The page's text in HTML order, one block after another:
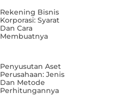
Rekening Bisnis
Korporasi: Syarat
Dan Cara
Membuatnya
Penyusutan Aset
Perusahaan: Jenis
Dan Metode
Perhitungannya